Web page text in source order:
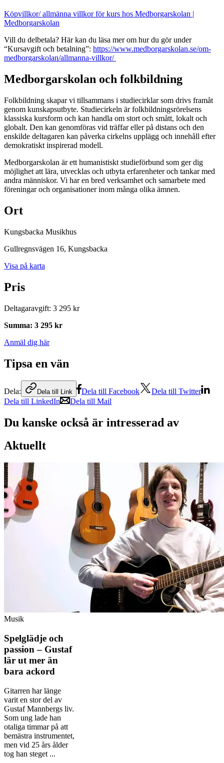
Köpvillkor/ allmänna villkor för kurs hos Medborgarskolan |
Medborgarskolan
Vill du delbetala? Här kan du läsa mer om hur du gör under
“Kursavgift och betalning”: https://www.medborgarskolan.se/om-
medborgarskolan/allmanna-villkor/
Medborgarskolan och folkbildning
Folkbildning skapar vi tillsammans i studiecirklar som drivs framåt
genom kunskapsutbyte. Studiecirkeln är folkbildningsrörelsens
klassiska kursform och kan handla om stort och smått, lokalt och
globalt. Den kan genomföras vid träffar eller på distans och den
enskilde deltagaren kan påverka cirkelns upplägg och innehåll efter
demokratiskt inspirerad modell.
Medborgarskolan är ett humanistiskt studieförbund som ger dig
möjlighet att lära, utvecklas och utbyta erfarenheter och tankar med
andra människor. Vi har en bred verksamhet och samarbete med
föreningar och organisationer inom många olika ämnen.
Ort
Kungsbacka Musikhus
Gullregnsvägen 16, Kungsbacka
Visa på karta
Pris
Deltagaravgift: 3 295 kr
Summa: 3 295 kr
Anmäl dig här
Tipsa en vän
Dela: Dela till Link Dela till Facebook
Dela till Twitter
Dela till LinkedIn
Dela till Mail
Du kanske också är intresserad av
Aktuellt
Musik
Spelglädje och
passion – Gustaf
lär ut mer än
bara ackord
Gitarren har länge
varit en stor del av
Gustaf Mannbergs liv.
Som ung lade han
otaliga timmar på att
bemästra instrumentet,
men vid 25 års ålder
tog han steget ...